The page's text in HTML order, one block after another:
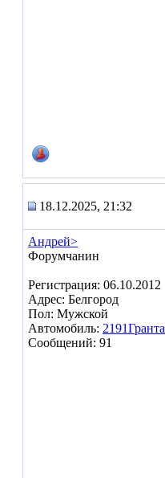
18.12.2025, 21:32
Андрей>
Форумчанин
Регистрация: 06.10.2012
Адрес: Белгород
Пол: Мужской
Автомобиль: 2191Гранта
Сообщений: 91